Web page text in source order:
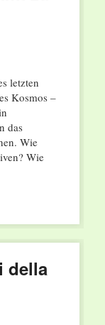
letzten
Kosmos –
das
Wie
Wie
della